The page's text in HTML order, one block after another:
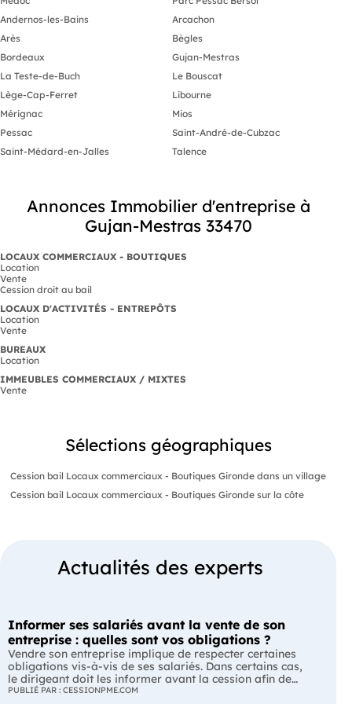
Andernos-les-Bains
Arcachon
Arès
Bègles
Bordeaux
Gujan-Mestras
La Teste-de-Buch
Le Bouscat
Lège-Cap-Ferret
Libourne
Mérignac
Mios
Pessac
Saint-André-de-Cubzac
Saint-Médard-en-Jalles
Talence
Annonces Immobilier d'entreprise à
Gujan-Mestras 33470
LOCAUX COMMERCIAUX - BOUTIQUES
Location
Vente
Cession droit au bail
LOCAUX D'ACTIVITÉS - ENTREPÔTS
Location
Vente
BUREAUX
Location
IMMEUBLES COMMERCIAUX / MIXTES
Vente
Sélections géographiques
Cession bail Locaux commerciaux - Boutiques Gironde dans un village
Cession bail Locaux commerciaux - Boutiques Gironde sur la côte
Actualités des experts
Informer ses salariés avant la vente de son
entreprise : quelles sont vos obligations ?
Vendre son entreprise implique de respecter certaines
obligations vis-à-vis de ses salariés. Dans certains cas,
le dirigeant doit les informer avant la cession afin de
leur permettre, s'ils le souhaitent, de présenter une offre
PUBLIÉ PAR : CESSIONPME.COM